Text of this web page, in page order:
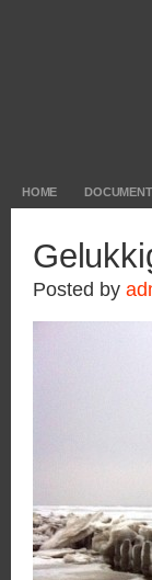
HOME
Posted by